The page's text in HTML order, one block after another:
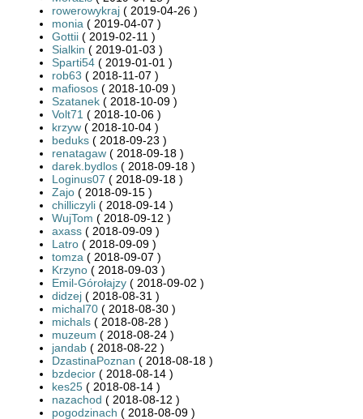
rowerowykraj ( 2019-04-26 )
monia ( 2019-04-07 )
Gottii ( 2019-02-11 )
Sialkin ( 2019-01-03 )
Sparti54 ( 2019-01-01 )
rob63 ( 2018-11-07 )
mafiosos ( 2018-10-09 )
Szatanek ( 2018-10-09 )
Volt71 ( 2018-10-06 )
krzyw ( 2018-10-04 )
beduks ( 2018-09-23 )
renatagaw ( 2018-09-18 )
darek.bydlos ( 2018-09-18 )
Loginus07 ( 2018-09-18 )
Zajo ( 2018-09-15 )
chilliczyli ( 2018-09-14 )
WujTom ( 2018-09-12 )
axass ( 2018-09-09 )
Latro ( 2018-09-09 )
tomza ( 2018-09-07 )
Krzyno ( 2018-09-03 )
Emil-Górołajzy ( 2018-09-02 )
didzej ( 2018-08-31 )
michal70 ( 2018-08-30 )
michals ( 2018-08-28 )
muzeum ( 2018-08-24 )
jandab ( 2018-08-22 )
DzastinaPoznan ( 2018-08-18 )
bzdecior ( 2018-08-14 )
kes25 ( 2018-08-14 )
nazachod ( 2018-08-12 )
pogodzinach ( 2018-08-09 )